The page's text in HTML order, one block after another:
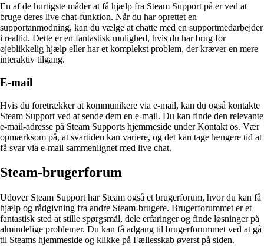
En af de hurtigste måder at få hjælp fra Steam Support på er ved at
bruge deres live chat-funktion. Når du har oprettet en
supportanmodning, kan du vælge at chatte med en supportmedarbejder
i realtid. Dette er en fantastisk mulighed, hvis du har brug for
øjeblikkelig hjælp eller har et komplekst problem, der kræver en mere
interaktiv tilgang.
E-mail
Hvis du foretrækker at kommunikere via e-mail, kan du også kontakte
Steam Support ved at sende dem en e-mail. Du kan finde den relevante
e-mail-adresse på Steam Supports hjemmeside under Kontakt os. Vær
opmærksom på, at svartiden kan variere, og det kan tage længere tid at
få svar via e-mail sammenlignet med live chat.
Steam-brugerforum
Udover Steam Support har Steam også et brugerforum, hvor du kan få
hjælp og rådgivning fra andre Steam-brugere. Brugerforummet er et
fantastisk sted at stille spørgsmål, dele erfaringer og finde løsninger på
almindelige problemer. Du kan få adgang til brugerforummet ved at gå
til Steams hjemmeside og klikke på Fællesskab øverst på siden.